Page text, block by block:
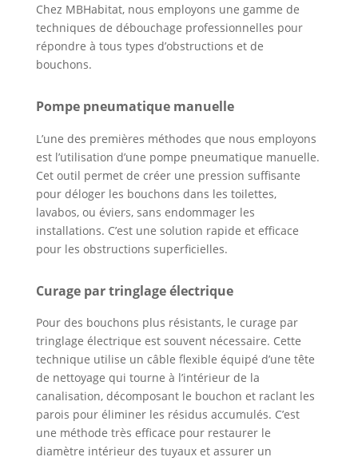
Chez MBHabitat, nous employons une gamme de
techniques de débouchage professionnelles pour
répondre à tous types d’obstructions et de
bouchons.
Pompe pneumatique manuelle
L’une des premières méthodes que nous employons
est l’utilisation d’une pompe pneumatique manuelle.
Cet outil permet de créer une pression suffisante
pour déloger les bouchons dans les toilettes,
lavabos, ou éviers, sans endommager les
installations. C’est une solution rapide et efficace
pour les obstructions superficielles.
Curage par tringlage électrique
Pour des bouchons plus résistants, le curage par
tringlage électrique est souvent nécessaire. Cette
technique utilise un câble flexible équipé d’une tête
de nettoyage qui tourne à l’intérieur de la
canalisation, décomposant le bouchon et raclant les
parois pour éliminer les résidus accumulés. C’est
une méthode très efficace pour restaurer le
diamètre intérieur des tuyaux et assurer un